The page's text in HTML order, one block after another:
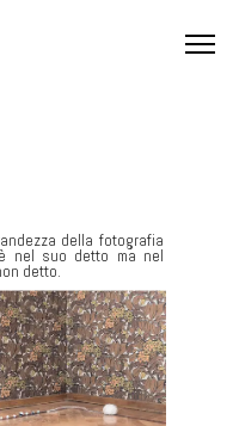
della fotografia
nel suo detto ma nel
detto.